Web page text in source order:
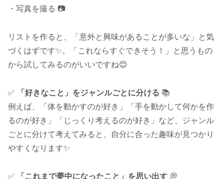
・写真を撮る 📷
リストを作ると、「意外と興味があることが多いな」と気
づくはずです✨。「これならすぐできそう！」と思うもの
から試してみるのがいいですね😊
✅ 「好きなこと」をジャンルごとに分ける 📚
例えば、「体を動かすのが好き」「手を動かして何かを作
るのが好き」「じっくり考えるのが好き」など、ジャンル
ごとに分けて考えてみると、自分に合った趣味が見つかり
やすくなります✨
✅ 「これまで夢中になったこと」を思い出す 💭